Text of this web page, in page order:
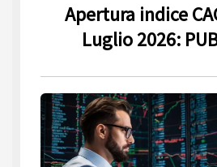
Apertura indice
Luglio 2026: